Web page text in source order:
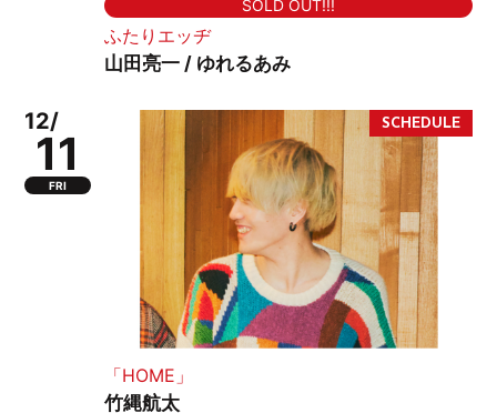
SOLD OUT!!!
ふたりエッヂ
山田亮一 / ゆれるあみ
12/
11
FRI
「HOME」
竹縄航太